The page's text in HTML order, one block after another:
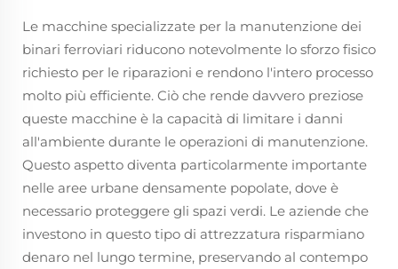
Le macchine specializzate per la manutenzione dei
binari ferroviari riducono notevolmente lo sforzo fisico
richiesto per le riparazioni e rendono l'intero processo
molto più efficiente. Ciò che rende davvero preziose
queste macchine è la capacità di limitare i danni
all'ambiente durante le operazioni di manutenzione.
Questo aspetto diventa particolarmente importante
nelle aree urbane densamente popolate, dove è
necessario proteggere gli spazi verdi. Le aziende che
investono in questo tipo di attrezzatura risparmiano
denaro nel lungo termine, preservando al contempo